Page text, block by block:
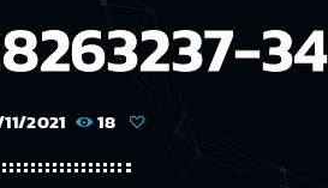
2021 18